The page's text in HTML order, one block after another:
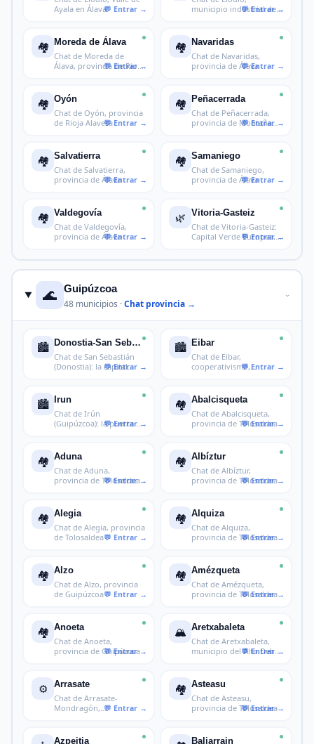
Ayala en Álava
municipio industrial del
🏘️ Moreda de Álava
Chat de Moreda de
Álava, provincia de Rioja
🏘️ Navaridas
Chat de Navaridas,
provincia de Álava
🏘️ Oyón
Chat de Oyón, provincia
de Rioja Alavesa
🏘️ Peñacerrada
Chat de Peñacerrada,
provincia de Montaña
🏘️ Salvatierra
Chat de Salvatierra,
provincia de Álava
🏘️ Samaniego
Chat de Samaniego,
provincia de Álava
🏘️ Valdegovía
Chat de Valdegovía,
provincia de Álava
🌿 Vitoria-Gasteiz
Chat de Vitoria-Gasteiz:
Capital Verde Europea,
🌊
Guipúzcoa
48 municipios ·Chat provincia →
›
🏙️ Donostia-San Sebastián
Chat de San Sebastián
(Donostia): la capital
🏙️ Eibar
Chat de Eibar,
cooperativismo,
🏙️ Irun
Chat de Irún
(Guipúzcoa): la puerta de
🏘️ Abalcisqueta
Chat de Abalcisqueta,
provincia de Tolosaldea
🏘️ Aduna
Chat de Aduna,
provincia de Tolosaldea
🏘️ Albíztur
Chat de Albíztur,
provincia de Tolosaldea
🏘️ Alegia
Chat de Alegia, provincia
de Tolosaldea
🏘️ Alquiza
Chat de Alquiza,
provincia de Tolosaldea
🏘️ Alzo
Chat de Alzo, provincia
de Guipúzcoa
🏘️ Amézqueta
Chat de Amézqueta,
provincia de Tolosaldea
🏘️ Anoeta
Chat de Anoeta,
provincia de Guipúzcoa
🏔️ Aretxabaleta
Chat de Aretxabaleta,
municipio del Alto Deba
⚙️ Arrasate
Chat de Arrasate-
Mondragón,
🏘️ Asteasu
Chat de Asteasu,
provincia de Tolosaldea
Azpeitia Baliarrain